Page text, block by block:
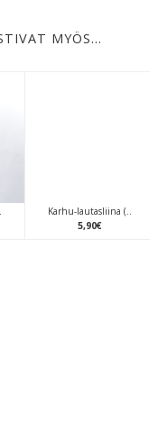
MYÖS…
Karhu-lautasliina (..
5,90€